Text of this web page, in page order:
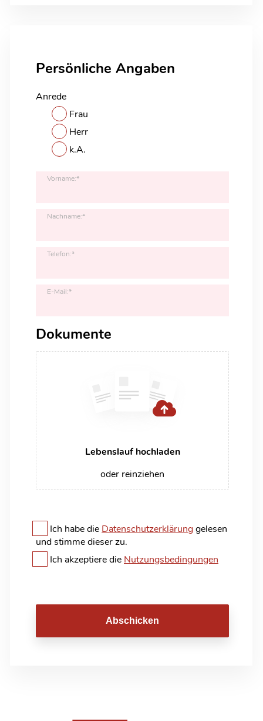
Persönliche Angaben
Anrede
Frau
Herr
k.A.
Vorname:*
Nachname:*
Telefon:*
E-Mail:*
Dokumente
Lebenslauf hochladen
oder reinziehen
Ich habe die Datenschutzerklärunggelesen
und stimme dieser zu.
Ich akzeptiere die Nutzungsbedingungen
Abschicken